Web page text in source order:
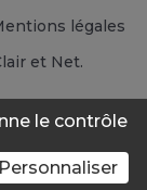
News
légales
et Net.
le contrôle
Personnaliser